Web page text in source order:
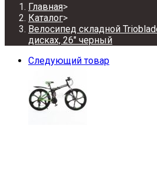
Главная>
Каталог>
Велосипед складной
дисках, 26″ черный
Следующий товар